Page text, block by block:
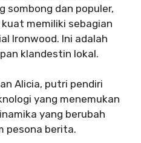
sombong dan populer,
memiliki sebagian
Ironwood. Ini adalah
klandestin lokal.
Alicia, putri pendiri
yang menemukan
yang berubah
pesona berita.